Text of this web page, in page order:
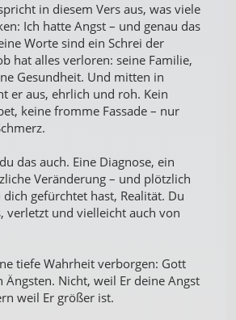
in diesem Vers aus, was viele
Ich hatte Angst – und genau das
Worte sind ein Schrei der
hat alles verloren: seine Familie,
Gesundheit. Und mitten in
er aus, ehrlich und roh. Kein
keine fromme Fassade – nur
das auch. Eine Diagnose, ein
Veränderung – und plötzlich
gefürchtet hast, Realität. Du
verletzt und vielleicht auch von
tiefe Wahrheit verborgen: Gott
Ängsten. Nicht, weil Er deine Angst
weil Er größer ist.